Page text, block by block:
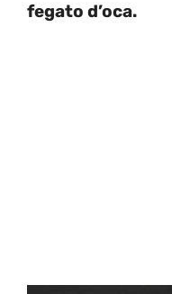
fegato d’oca.